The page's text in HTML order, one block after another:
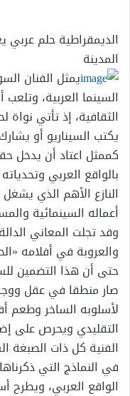
الديمقراطية حلم
المدينة
يمثل الفنان
السينما العربية،
الثقافية، إذ تأتي
يكتب السيناريو أو
كممثل اعتاد أن يدخل
بالواقع العربي
النازع الأهم الذي
أعماله السينمائية
وقد تجلت المعاني
والعروبة في أفلامه
حتى أن هذا التضمين
صار منطقا في عقل
لأسلوبه الساخر وطعم
التقليدي ويحرص على
الفنية كل ذات الصبغة
في النماذج التي
الواقع العربي،